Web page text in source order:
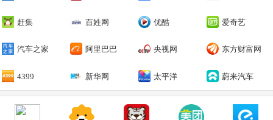
赶集 百姓网 优酷 爱奇艺
汽车之家 阿里巴巴 央视网 东方财富网
4399 新华网 太平洋 蔚来汽车